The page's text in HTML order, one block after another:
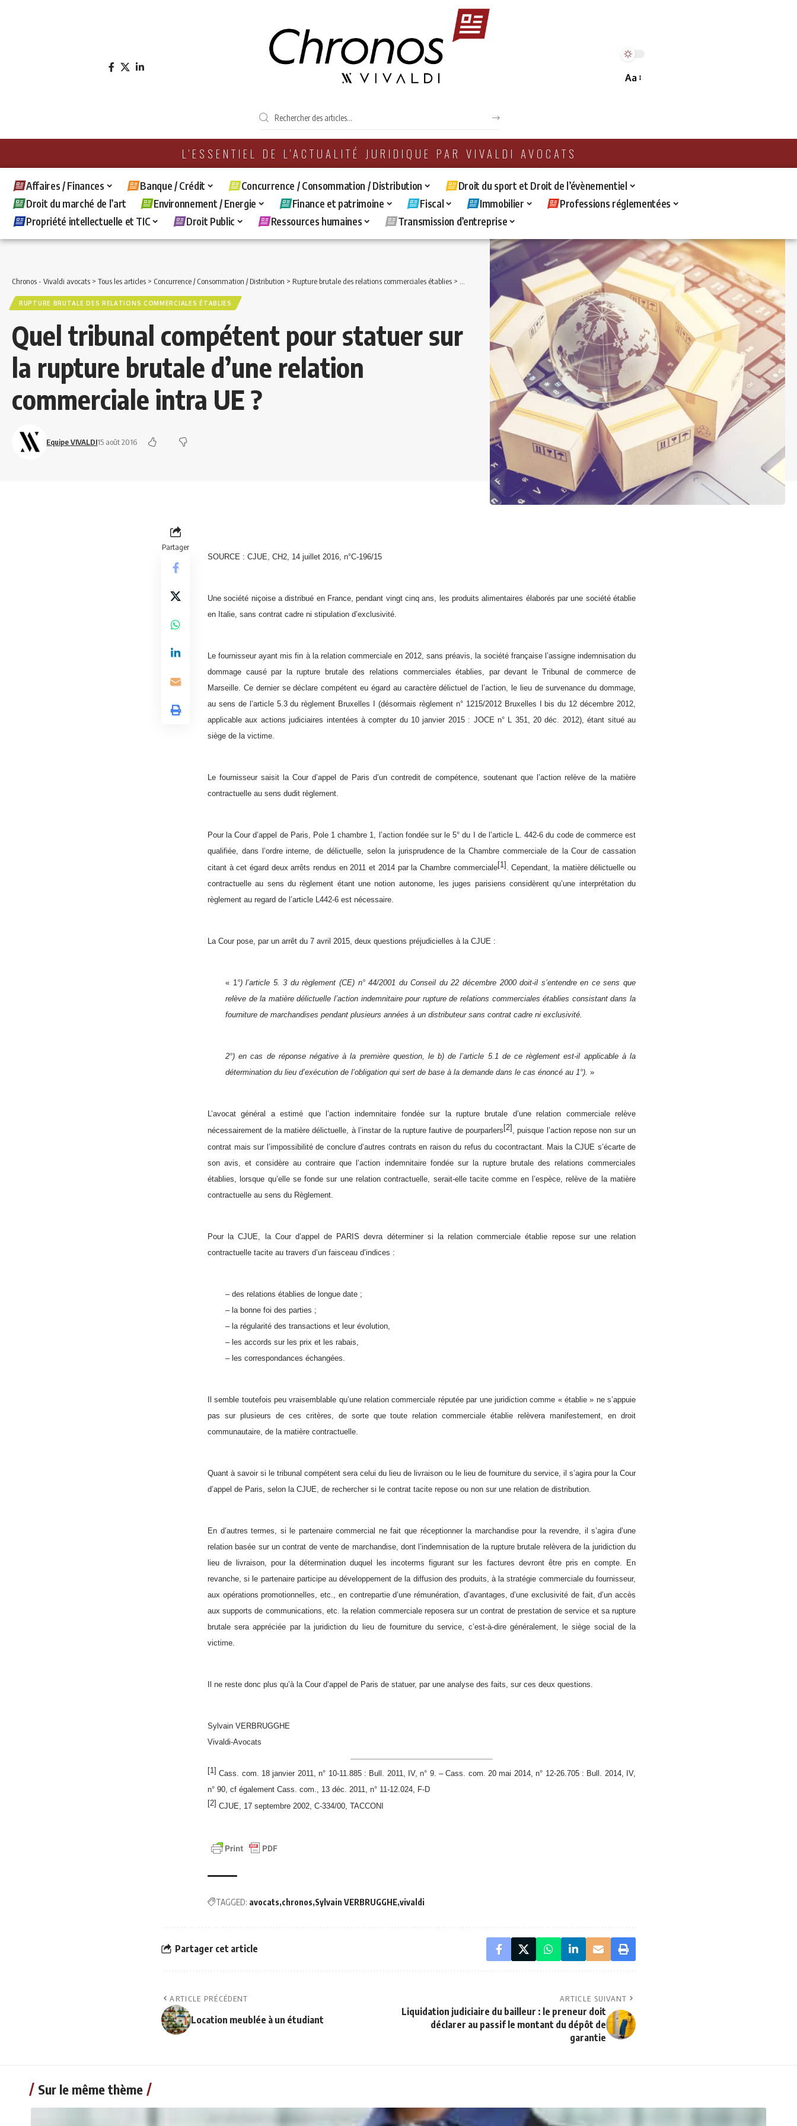
Aa
L'ESSENTIEL DE L'ACTUALITÉ JURIDIQUE PAR VIVALDI AVOCATS
Affaires / Finances Banque / Crédit Concurrence / Consommation / Distribution
Droit du sport et Droit de l’évènementiel
Droit du marché de l’art
Environnement / Energie Finance et patrimoine Fiscal Immobilier
Professions réglementées
Propriété intellectuelle et TIC
Droit Public Ressources humaines Transmission d’entreprise
Chronos - Vivaldi avocats > Tous les articles > Concurrence / Consommation / Distribution > Rupture brutale des relations commerciales établies > Quel tribunal compétent pour statuer sur la rupture brutale d’une relation commerciale intra UE ?
RUPTURE BRUTALE DES RELATIONS COMMERCIALES ÉTABLIES
Quel tribunal compétent pour statuer sur
la rupture brutale d’une relation
commerciale intra UE ?
Equipe VIVALDI15 août 2016
Partager
SOURCE : CJUE, CH2, 14 juillet 2016, n°C-196/15
Une société niçoise a distribué en France, pendant vingt cinq ans, les produits alimentaires élaborés par une société établie
en Italie, sans contrat cadre ni stipulation d’exclusivité.
Le fournisseur ayant mis fin à la relation commerciale en 2012, sans préavis, la société française l’assigne indemnisation du
dommage causé par la rupture brutale des relations commerciales établies, par devant le Tribunal de commerce de
Marseille. Ce dernier se déclare compétent eu égard au caractère délictuel de l’action, le lieu de survenance du dommage,
au sens de l’article 5.3 du règlement Bruxelles I (désormais règlement n° 1215/2012 Bruxelles I bis du 12 décembre 2012,
applicable aux actions judiciaires intentées à compter du 10 janvier 2015 : JOCE n° L 351, 20 déc. 2012), étant situé au
siège de la victime.
Le fournisseur saisit la Cour d’appel de Paris d’un contredit de compétence, soutenant que l’action relève de la matière
contractuelle au sens dudit règlement.
Pour la Cour d’appel de Paris, Pole 1 chambre 1, l’action fondée sur le 5° du I de l’article L. 442-6 du code de commerce est
qualifiée, dans l’ordre interne, de délictuelle, selon la jurisprudence de la Chambre commerciale de la Cour de cassation
citant à cet égard deux arrêts rendus en 2011 et 2014 par la Chambre commerciale[1] . Cependant, la matière délictuelle ou
contractuelle au sens du règlement étant une notion autonome, les juges parisiens considèrent qu’une interprétation du
règlement au regard de l’article L442-6 est nécessaire.
La Cour pose, par un arrêt du 7 avril 2015, deux questions préjudicielles à la CJUE :
« 1°) l’article 5. 3 du règlement (CE) n° 44/2001 du Conseil du 22 décembre 2000 doit-il s’entendre en ce sens que
relève de la matière délictuelle l’action indemnitaire pour rupture de relations commerciales établies consistant dans la
fourniture de marchandises pendant plusieurs années à un distributeur sans contrat cadre ni exclusivité.
2°) en cas de réponse négative à la première question, le b) de l’article 5.1 de ce règlement est-il applicable à la
détermination du lieu d’exécution de l’obligation qui sert de base à la demande dans le cas énoncé au 1°). »
L’avocat général a estimé que l’action indemnitaire fondée sur la rupture brutale d’une relation commerciale relève
nécessairement de la matière délictuelle, à l’instar de la rupture fautive de pourparlers [2] , puisque l’action repose non sur un
contrat mais sur l’impossibilité de conclure d’autres contrats en raison du refus du cocontractant. Mais la CJUE s’écarte de
son avis, et considère au contraire que l’action indemnitaire fondée sur la rupture brutale des relations commerciales
établies, lorsque qu’elle se fonde sur une relation contractuelle, serait-elle tacite comme en l’espèce, relève de la matière
contractuelle au sens du Règlement.
Pour la CJUE, la Cour d’appel de PARIS devra déterminer si la relation commerciale établie repose sur une relation
contractuelle tacite au travers d’un faisceau d’indices :
– des relations établies de longue date ;
– la bonne foi des parties ;
– la régularité des transactions et leur évolution,
– les accords sur les prix et les rabais,
– les correspondances échangées.
Il semble toutefois peu vraisemblable qu’une relation commerciale réputée par une juridiction comme « établie » ne s’appuie
pas sur plusieurs de ces critères, de sorte que toute relation commerciale établie relèvera manifestement, en droit
communautaire, de la matière contractuelle.
Quant à savoir si le tribunal compétent sera celui du lieu de livraison ou le lieu de fourniture du service, il s’agira pour la Cour
d’appel de Paris, selon la CJUE, de rechercher si le contrat tacite repose ou non sur une relation de distribution.
En d’autres termes, si le partenaire commercial ne fait que réceptionner la marchandise pour la revendre, il s’agira d’une
relation basée sur un contrat de vente de marchandise, dont l’indemnisation de la rupture brutale relèvera de la juridiction du
lieu de livraison, pour la détermination duquel les incoterms figurant sur les factures devront être pris en compte. En
revanche, si le partenaire participe au développement de la diffusion des produits, à la stratégie commerciale du fournisseur,
aux opérations promotionnelles, etc., en contrepartie d’une rémunération, d’avantages, d’une exclusivité de fait, d’un accès
aux supports de communications, etc. la relation commerciale reposera sur un contrat de prestation de service et sa rupture
brutale sera appréciée par la juridiction du lieu de fourniture du service, c’est-à-dire généralement, le siège social de la
victime.
Il ne reste donc plus qu’à la Cour d’appel de Paris de statuer, par une analyse des faits, sur ces deux questions.
Sylvain VERBRUGGHE
Vivaldi-Avocats
[1] Cass. com. 18 janvier 2011, n° 10-11.885 : Bull. 2011, IV, n° 9. – Cass. com. 20 mai 2014, n° 12-26.705 : Bull. 2014, IV,
n° 90, cf également Cass. com., 13 déc. 2011, n° 11-12.024, F-D
[2] CJUE, 17 septembre 2002, C-334/00, TACCONI
TAGGED: avocats chronos Sylvain VERBRUGGHE vivaldi
Partager cet article
ARTICLE PRÉCÉDENT
Location meublée à un étudiant
ARTICLE SUIVANT
Liquidation judiciaire du bailleur : le preneur doit
déclarer au passif le montant du dépôt de
garantie
Sur le même thème